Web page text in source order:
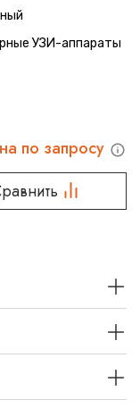
стоимость.
УЗИ-аппараты
по запросу